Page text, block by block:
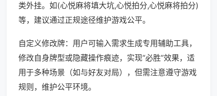
类外挂。如(心悦麻将填大坑,心悦拍分,心悦麻将拍分)
等，建议通过正规途径维护游戏公平。
自定义修改牌：用户可输入需求生成专用辅助工具，
修改自身牌型或隐藏操作痕迹，实现“必胜”效果，适
用于多种场景（如与好友对局），但需注意遵守游戏
规则，维护公平环境。